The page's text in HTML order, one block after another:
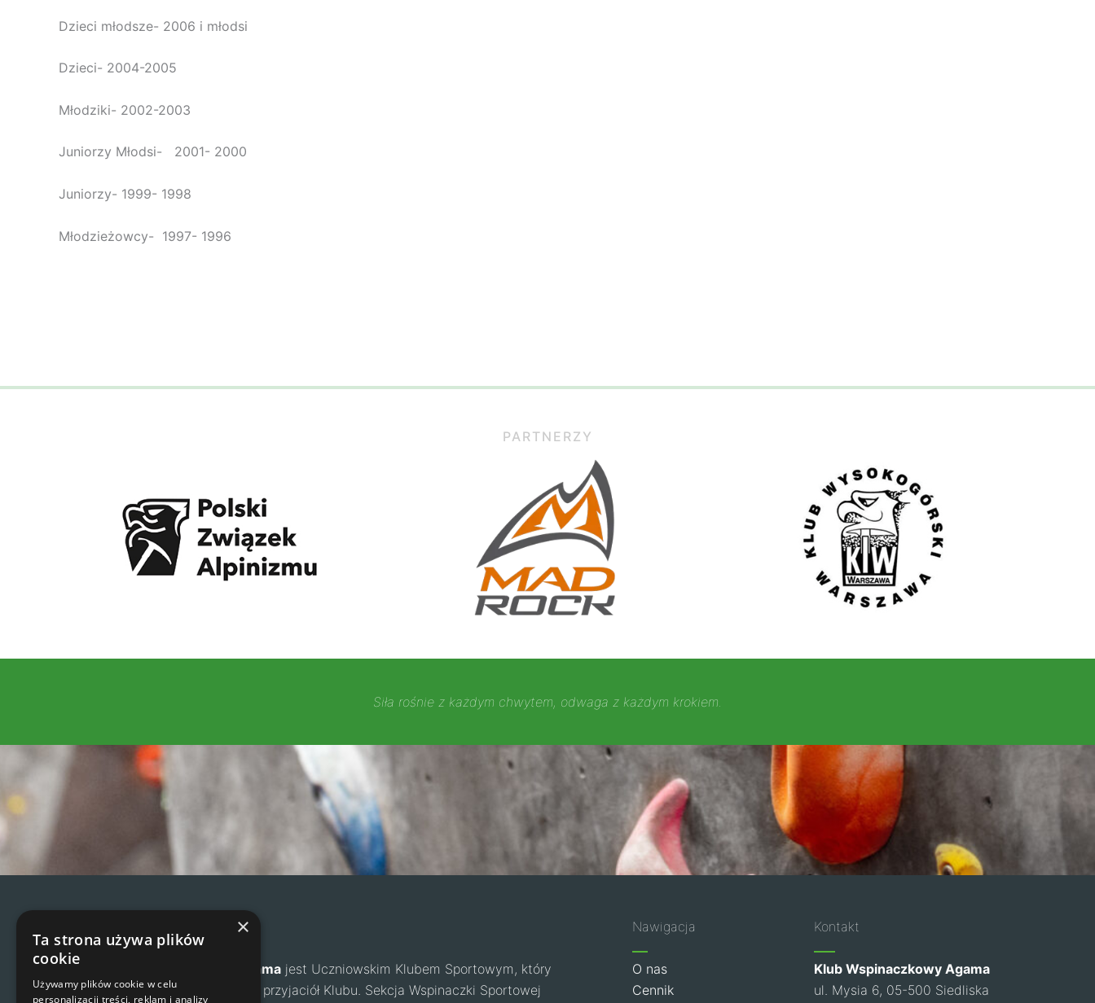
Dzieci młodsze- 2006 i młodsi
Dzieci- 2004-2005
Młodziki- 2002-2003
Juniorzy Młodsi- 2001- 2000
Juniorzy- 1999- 1998
Młodzieżowcy- 1997- 1996
PARTNERZY
Siła rośnie z każdym chwytem, odwaga z każdym krokiem.
Klub Wspinaczkowy Agama jest Uczniowskim Klubem Sportowym, który
zrzesza dzieci, rodziców i przyjaciół Klubu. Sekcja Wspinaczki Sportowej
Nawigacja
O nas
Cennik
Kontakt
Klub Wspinaczkowy Agama
ul. Mysia 6, 05-500 Siedliska
×
Ta strona używa plików
cookie
Używamy plików cookie w celu
personalizacji treści, reklam i analizy